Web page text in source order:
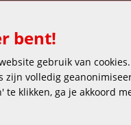
bent!
gebruik van
zijn volledig
te klikken, ga je akkoord